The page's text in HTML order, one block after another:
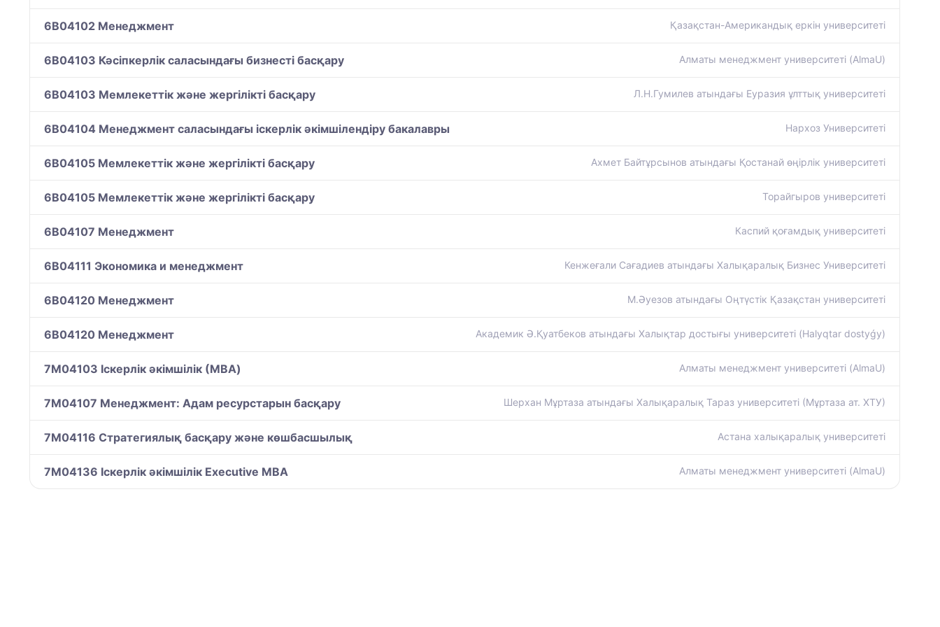
6B04102 Менеджмент Қазақстан-Американдық еркін университеті
6B04103 Кәсіпкерлік саласындағы бизнесті басқару Алматы менеджмент университеті (AlmaU)
6B04103 Мемлекеттік және жергілікті басқару Л.Н.Гумилев атындағы Еуразия ұлттық университеті
6B04104 Менеджмент саласындағы іскерлік әкімшілендіру бакалавры Нархоз Университеті
6B04105 Мемлекеттік жəне жергілікті басқару Ахмет Байтұрсынов атындағы Қостанай өңірлік университеті
6B04105 Мемлекеттік және жергілікті басқару Торайгыров университеті
6B04107 Менеджмент Каспий қоғамдық университеті
6B04111 Экономика и менеджмент Кенжеғали Сағадиев атындағы Халықаралық Бизнес Университеті
6B04120 Менеджмент М.Әуезов атындағы Оңтүстік Қазақстан университеті
6B04120 Менеджмент Академик Ә.Қуатбеков атындағы Халықтар достығы университеті (Halyqtar dostyǵy)
7M04103 Іскерлік әкімшілік (МBA) Алматы менеджмент университеті (AlmaU)
7M04107 Менеджмент: Адам ресурстарын басқару Шерхан Мұртаза атындағы Халықаралық Тараз университеті (Мұртаза ат. ХТУ)
7M04116 Стратегиялық басқару және көшбасшылық Астана халықаралық университеті
7M04136 Іскерлік әкімшілік Executive MBA Алматы менеджмент университеті (AlmaU)